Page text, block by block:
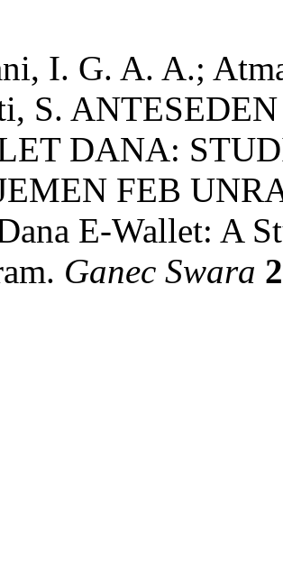
I. G. A. A.;
S.
DANA:
FEB
E-Wallet: A
Ganec Swara